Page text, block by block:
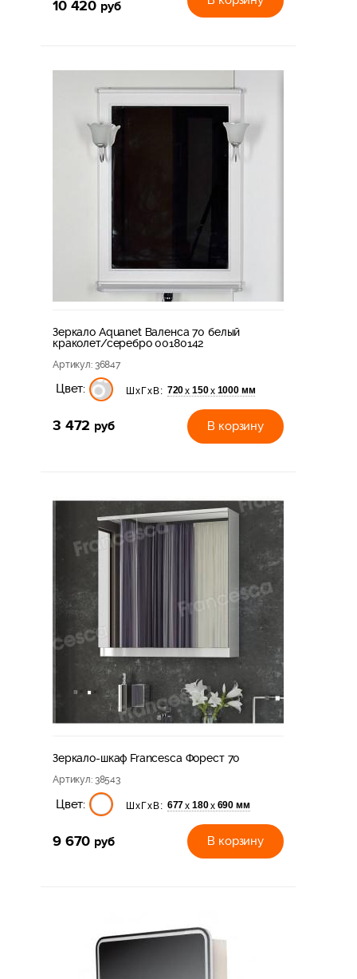
10 420 руб
Зеркало Aquanet Валенса 70 белый
краколет/серебро 00180142
Артикул: 36847
Цвет: ШхГхВ: 720х 150х 1000 мм
3 472 руб В корзину
Зеркало-шкаф Francesca Форест 70
Артикул: 38543
Цвет: ШхГхВ: 677х 180х 690 мм
9 670 руб В корзину